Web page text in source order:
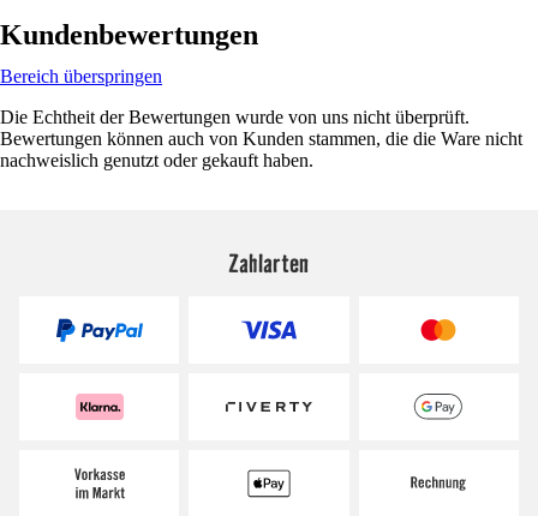
Kundenbewertungen
Bereich überspringen
Die Echtheit der Bewertungen wurde von uns nicht überprüft.
Bewertungen können auch von Kunden stammen, die die Ware nicht
nachweislich genutzt oder gekauft haben.
Zahlarten